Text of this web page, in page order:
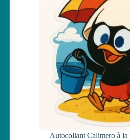
Autocollant Calimero à la